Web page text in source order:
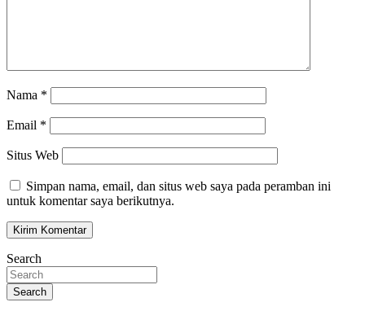
Nama *
Email *
Situs Web
Simpan nama, email, dan situs web saya pada peramban ini
untuk komentar saya berikutnya.
Search
Search